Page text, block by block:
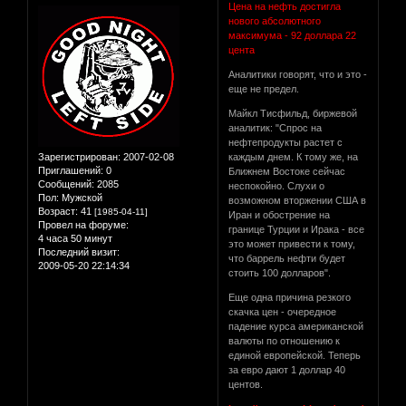
Зарегистрирован: 2007-02-08
Приглашений: 0
Сообщений: 2085
Пол: Мужской
Возраст: 41 [1985-04-11]
Провел на форуме:
4 часа 50 минут
Последний визит:
2009-05-20 22:14:34
Цена на нефть достигла
нового абсолютного
максимума - 92 доллара 22
цента
Аналитики говорят, что и это -
еще не предел.
Майкл Тисфильд, биржевой
аналитик: "Спрос на
нефтепродукты растет с
каждым днем. К тому же, на
Ближнем Востоке сейчас
неспокойно. Слухи о
возможном вторжении США в
Иран и обострение на
границе Турции и Ирака - все
это может привести к тому,
что баррель нефти будет
стоить 100 долларов".
Еще одна причина резкого
скачка цен - очередное
падение курса американской
валюты по отношению к
единой европейской. Теперь
за евро дают 1 доллар 40
центов.